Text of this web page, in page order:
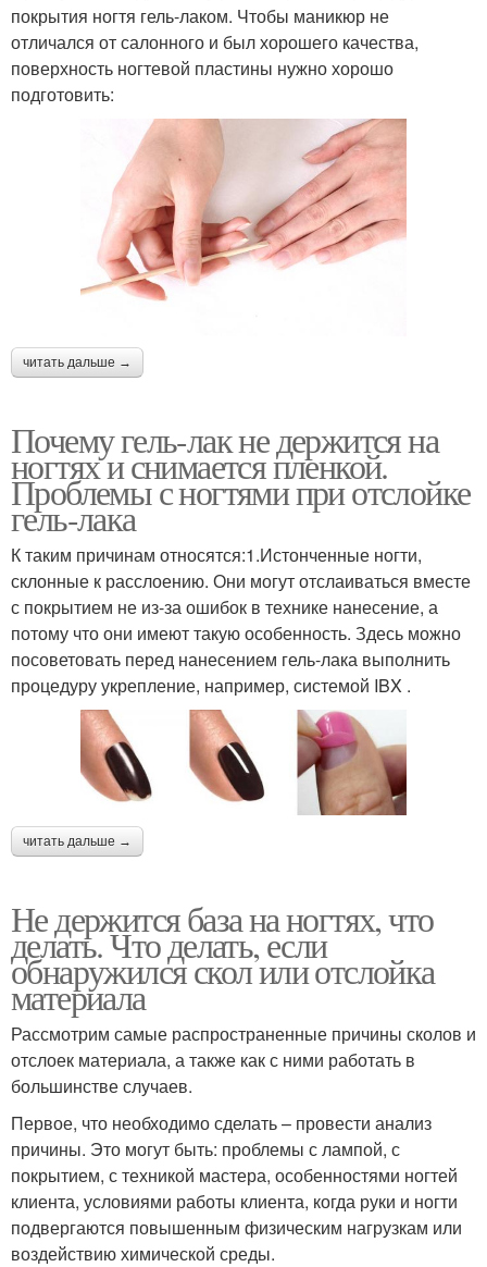
покрытия ногтя гель-лаком. Чтобы маникюр не
отличался от салонного и был хорошего качества,
поверхность ногтевой пластины нужно хорошо
подготовить:
читать дальше →
Почему гель-лак не держится на
ногтях и снимается пленкой.
Проблемы с ногтями при отслойке
гель-лака
К таким причинам относятся:1.Истонченные ногти,
склонные к расслоению. Они могут отслаиваться вместе
с покрытием не из-за ошибок в технике нанесение, а
потому что они имеют такую особенность. Здесь можно
посоветовать перед нанесением гель-лака выполнить
процедуру укрепление, например, системой IBX .
читать дальше →
Не держится база на ногтях, что
делать. Что делать, если
обнаружился скол или отслойка
материала
Рассмотрим самые распространенные причины сколов и
отслоек материала, а также как с ними работать в
большинстве случаев.
Первое, что необходимо сделать – провести анализ
причины. Это могут быть: проблемы с лампой, с
покрытием, с техникой мастера, особенностями ногтей
клиента, условиями работы клиента, когда руки и ногти
подвергаются повышенным физическим нагрузкам или
воздействию химической среды.